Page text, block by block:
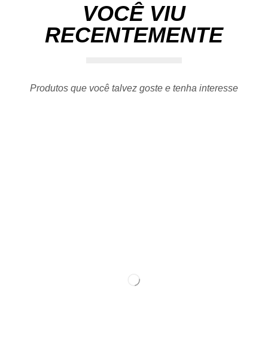
VOCÊ VIU
RECENTEMENTE
Produtos que você talvez goste e tenha interesse